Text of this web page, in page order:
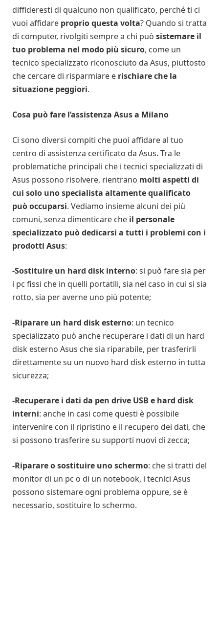
diffideresti di qualcuno non qualificato, perché ti ci
vuoi affidare proprio questa volta? Quando si tratta
di computer, rivolgiti sempre a chi può sistemare il
tuo problema nel modo più sicuro, come un
tecnico specializzato riconosciuto da Asus, piuttosto
che cercare di risparmiare e rischiare che la
situazione peggiori.
Cosa può fare l’assistenza Asus a Milano
Ci sono diversi compiti che puoi affidare al tuo
centro di assistenza certificato da Asus. Tra le
problematiche principali che i tecnici specializzati di
Asus possono risolvere, rientrano molti aspetti di
cui solo uno specialista altamente qualificato
può occuparsi. Vediamo insieme alcuni dei più
comuni, senza dimenticare che il personale
specializzato può dedicarsi a tutti i problemi con i
prodotti Asus:
-Sostituire un hard disk interno: si può fare sia per
i pc fissi che in quelli portatili, sia nel caso in cui si sia
rotto, sia per averne uno più potente;
-Riparare un hard disk esterno: un tecnico
specializzato può anche recuperare i dati di un hard
disk esterno Asus che sia riparabile, per trasferirli
direttamente su un nuovo hard disk esterno in tutta
sicurezza;
-Recuperare i dati da pen drive USB e hard disk
interni: anche in casi come questi è possibile
intervenire con il ripristino e il recupero dei dati, che
si possono trasferire su supporti nuovi di zecca;
-Riparare o sostituire uno schermo: che si tratti del
monitor di un pc o di un notebook, i tecnici Asus
possono sistemare ogni problema oppure, se è
necessario, sostituire lo schermo.